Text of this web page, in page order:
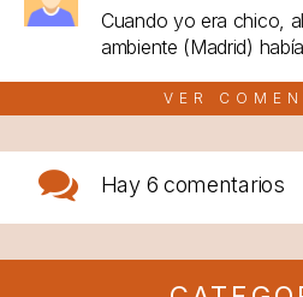
Cuando yo era chico,
ambiente (Madrid)
VER
Hay 6 comentarios